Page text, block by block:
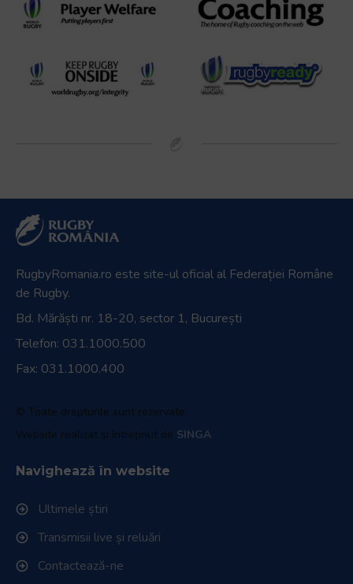
RugbyRomania.ro este site-ul oficial al Federației Române
de Rugby.
Bd. Mărăști nr. 18-20, sector 1, București
Telefon: 031.1000.500
Fax: 031.1000.400
© Toate drepturile sunt rezervate.
Website realizat și întreținut de SINGA
Navighează în website
Ultimele știri
Transmisii live și reluări
Contactează-ne